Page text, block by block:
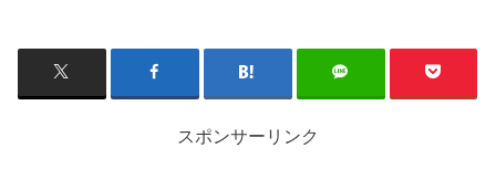
スポンサーリンク